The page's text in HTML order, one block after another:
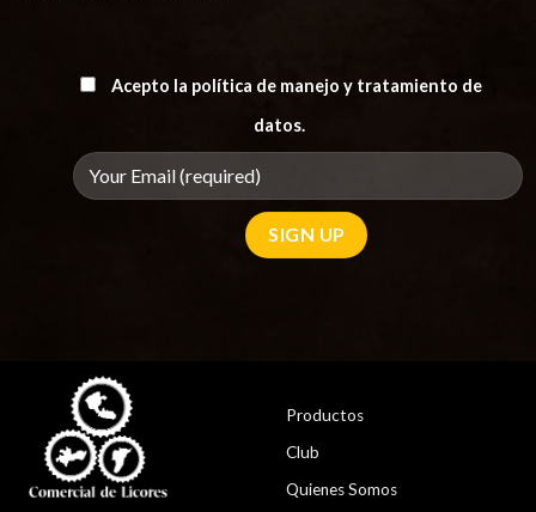
Acepto la política de manejo y tratamiento de
datos.
Productos
Club
Quienes Somos